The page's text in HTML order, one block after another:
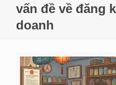
vấn đề về đăng
doanh